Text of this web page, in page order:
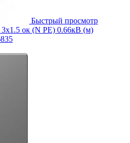
Быстрый просмотр
ок (N PE) 0.66кВ (м)